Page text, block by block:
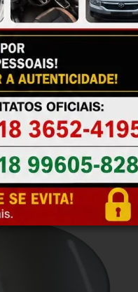
da data da
dentre as opções
de outro produto de